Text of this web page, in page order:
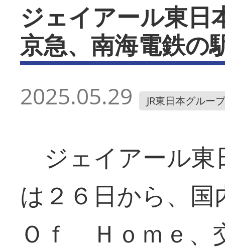
ジェイアール東
京急、南海電鉄の
2025.05.29 JR東日本グループ
ジェイアール東
は２６日から、
Ｏｆ Ｈｏｍｅ、